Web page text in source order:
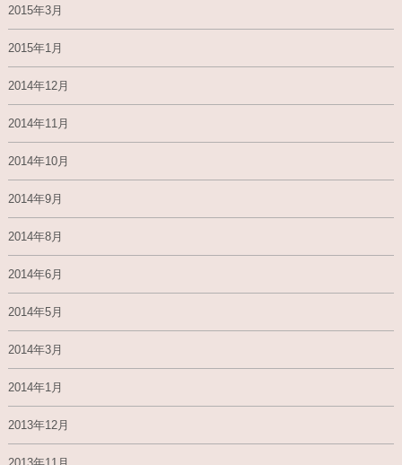
2015年3月
2015年1月
2014年12月
2014年11月
2014年10月
2014年9月
2014年8月
2014年6月
2014年5月
2014年3月
2014年1月
2013年12月